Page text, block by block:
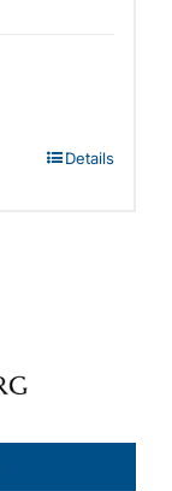
Details